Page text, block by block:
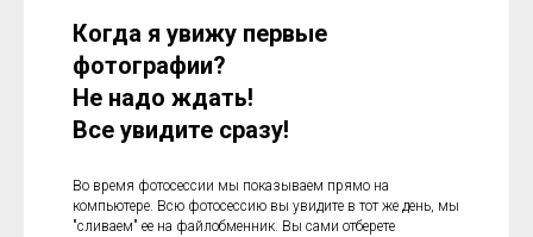
Когда я увижу первые
фотографии?
Не надо ждать!
Все увидите сразу!
Во время фотосессии мы показываем прямо на
компьютере. Всю фотосессию вы увидите в тот же день, мы
"сливаем" ее на файлобменник. Вы сами отберете